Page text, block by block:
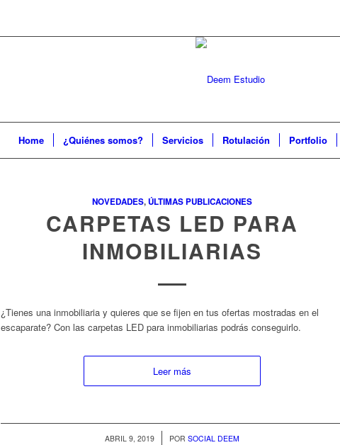
Home ¿Quiénes somos? Servicios Rotulación Portfolio
NOVEDADES,ÚLTIMAS PUBLICACIONES
CARPETAS LED PARA
INMOBILIARIAS
¿Tienes una inmobiliaria y quieres que se fijen en tus ofertas mostradas en el
escaparate? Con las carpetas LED para inmobiliarias podrás conseguirlo.
Leer más
ABRIL 9, 2019
/ POR SOCIAL DEEM